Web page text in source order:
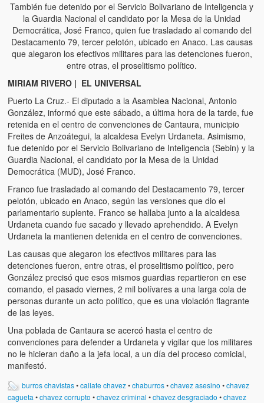
También fue detenido por el Servicio Bolivariano de Inteligencia y
la Guardia Nacional el candidato por la Mesa de la Unidad
Democrática, José Franco, quien fue trasladado al comando del
Destacamento 79, tercer pelotón, ubicado en Anaco. Las causas
que alegaron los efectivos militares para las detenciones fueron,
entre otras, el proselitismo político.
MIRIAM RIVERO | EL UNIVERSAL
Puerto La Cruz.- El diputado a la Asamblea Nacional, Antonio
González, informó que este sábado, a última hora de la tarde, fue
retenida en el centro de convenciones de Cantaura, municipio
Freites de Anzoátegui, la alcaldesa Evelyn Urdaneta. Asimismo,
fue detenido por el Servicio Bolivariano de Inteligencia (Sebin) y la
Guardia Nacional, el candidato por la Mesa de la Unidad
Democrática (MUD), José Franco.
Franco fue trasladado al comando del Destacamento 79, tercer
pelotón, ubicado en Anaco, según las versiones que dio el
parlamentario suplente. Franco se hallaba junto a la alcaldesa
Urdaneta cuando fue sacado y llevado aprehendido. A Evelyn
Urdaneta la mantienen detenida en el centro de convenciones.
Las causas que alegaron los efectivos militares para las
detenciones fueron, entre otras, el proselitismo político, pero
González precisó que esos mismos guardias repartieron en ese
comando, el pasado viernes, 2 mil bolívares a una larga cola de
personas durante un acto político, que es una violación flagrante
de las leyes.
Una poblada de Cantaura se acercó hasta el centro de
convenciones para defender a Urdaneta y vigilar que los militares
no le hicieran daño a la jefa local, a un día del proceso comicial,
manifestó.
burros chavistas•callate chavez•chaburros•chavez asesino •chavez
cagueta •chavez corrupto •chavez criminal •chavez desgraciado •chavez